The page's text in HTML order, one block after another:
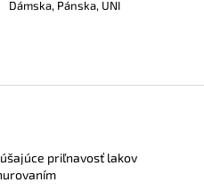
Dámska, Pánska, UNI
priľnavosť lakov